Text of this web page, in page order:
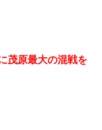
茂原最大の混戦を